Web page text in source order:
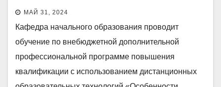
православной культуры в
соответствии с требованиями
ФГОС»
МАЙ 31, 2024
Кафедра начального образования проводит
обучение по внебюджетной дополнительной
профессиональной программе повышения
квалификации с использованием дистанционных